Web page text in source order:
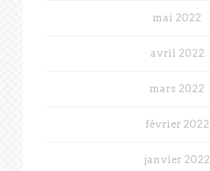
mai 2022
avril 2022
mars 2022
février 2022
janvier 2022